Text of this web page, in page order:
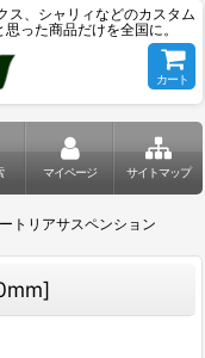
ス、シャリィなどのカスタム
った商品だけを全国に。
カート
マイページ サイトマップ
トリアサスペンション
]